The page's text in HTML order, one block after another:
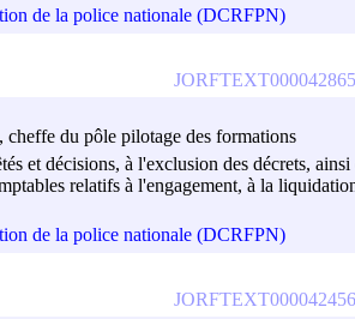
de la police nationale (DCRFPN)
du pôle pilotage des formations
et décisions, à l'exclusion des décrets,
relatifs à l'engagement, à la
de la police nationale (DCRFPN)